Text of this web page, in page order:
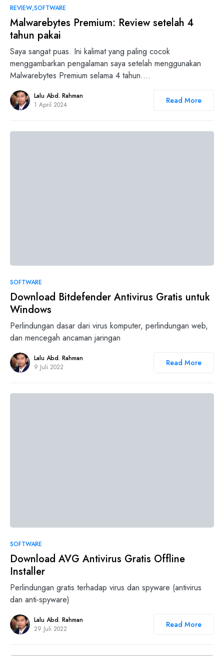
REVIEW SOFTWARE
Malwarebytes Premium: Review setelah 4
tahun pakai
Saya sangat puas. Ini kalimat yang paling cocok
menggambarkan pengalaman saya setelah menggunakan
Malwarebytes Premium selama 4 tahun.…
Lalu Abd. Rahman
1 April 2024
Read More
SOFTWARE
Download Bitdefender Antivirus Gratis untuk
Windows
Perlindungan dasar dari virus komputer, perlindungan web,
dan mencegah ancaman jaringan
Lalu Abd. Rahman
9 Juli 2022
Read More
SOFTWARE
Download AVG Antivirus Gratis Offline
Installer
Perlindungan gratis terhadap virus dan spyware (antivirus
dan anti-spyware)
Lalu Abd. Rahman
29 Juli 2022
Read More